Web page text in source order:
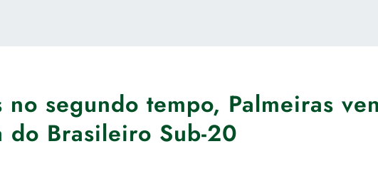
segundo tempo, Palmeiras
do Brasileiro Sub-20